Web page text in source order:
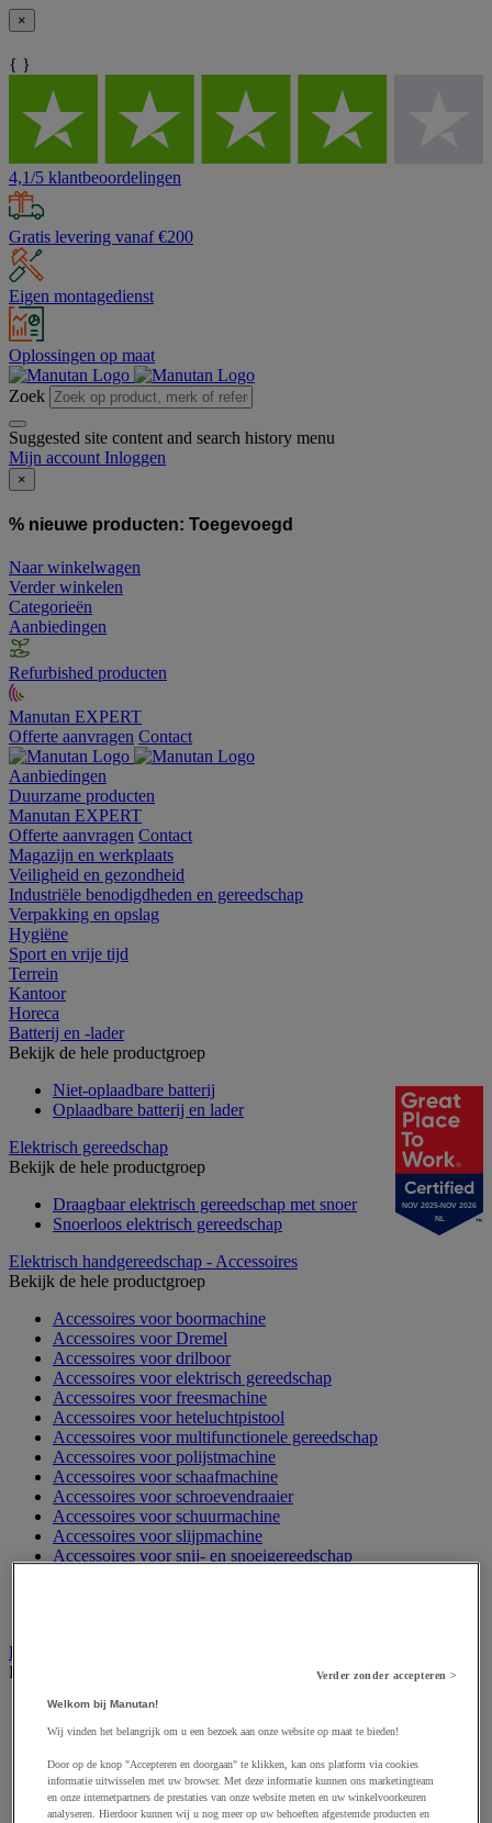
×
{ }
4,1/5 klantbeoordelingen
Gratis levering vanaf €200
Eigen montagedienst
Oplossingen op maat
Zoek
Suggested site content and search history menu
Mijn account Inloggen
×
% nieuwe producten: Toegevoegd
Naar winkelwagen
Verder winkelen
Categorieën
Aanbiedingen
Refurbished producten
Manutan EXPERT
Offerte aanvragen Contact
Aanbiedingen
Duurzame producten
Manutan EXPERT
Offerte aanvragen Contact
Magazijn en werkplaats
Veiligheid en gezondheid
Industriële benodigdheden en gereedschap
Verpakking en opslag
Hygiëne
Sport en vrije tijd
Terrein
Kantoor
Horeca
Batterij en -lader
Bekijk de hele productgroep
Niet-oplaadbare batterij
Oplaadbare batterij en lader
Elektrisch gereedschap
Bekijk de hele productgroep
Draagbaar elektrisch gereedschap met snoer
Snoerloos elektrisch gereedschap
Elektrisch handgereedschap - Accessoires
Bekijk de hele productgroep
Accessoires voor boormachine
Accessoires voor Dremel
Accessoires voor drilboor
Accessoires voor elektrisch gereedschap
Accessoires voor freesmachine
Accessoires voor heteluchtpistool
Accessoires voor multifunctionele gereedschap
Accessoires voor polijstmachine
Accessoires voor schaafmachine
Accessoires voor schroevendraaier
Accessoires voor schuurmachine
Accessoires voor slijpmachine
Accessoires voor snij- en snoeigereedschap
Elektrische toebehoren en verlichting
Bekijk de hele productgroep
Accessoires voor elektrisch schakelpaneel
Batterij, oplader en kabel
Elektrische uitrusting
Verlengsnoer, stekkerdoos en kapelhaspel
Wandcontactdoos en schakelaar
NOV 2025-NOV 2026
NL
Verder zonder accepteren >
Welkom bij Manutan!
Wij vinden het belangrijk om u een bezoek aan onze website op maat te bieden!
Door op de knop "Accepteren en doorgaan" te klikken, kan ons platform via cookies
informatie uitwisselen met uw browser. Met deze informatie kunnen ons marketingteam
en onze internetpartners de prestaties van onze website meten en uw winkelvoorkeuren
analyseren. Hierdoor kunnen wij u nog meer op uw behoeften afgestemde producten en